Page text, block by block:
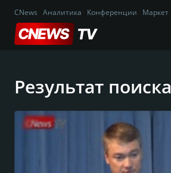
CNews Аналитика Конференции Маркет
Результат поиска